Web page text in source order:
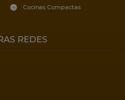
Cocinas Compactas
REDES